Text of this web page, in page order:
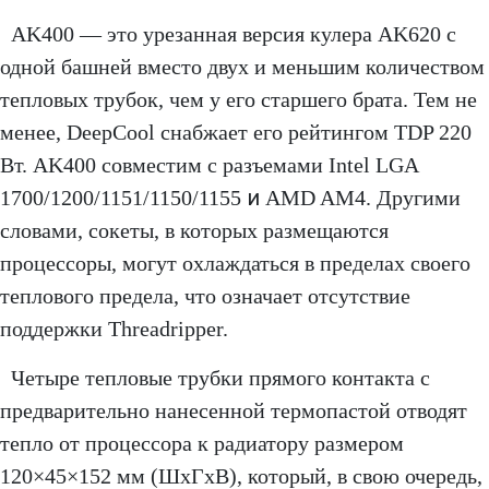
AK400 — это урезанная версия кулера AK620 с
одной башней вместо двух и меньшим количеством
тепловых трубок, чем у его старшего брата. Тем не
менее, DeepCool снабжает его рейтингом TDP 220
Вт. AK400 совместим с разъемами Intel LGA
1700/1200/1151/1150/1155 и AMD AM4. Другими
словами, сокеты, в которых размещаются
процессоры, могут охлаждаться в пределах своего
теплового предела, что означает отсутствие
поддержки Threadripper.
Четыре тепловые трубки прямого контакта с
предварительно нанесенной термопастой отводят
тепло от процессора к радиатору размером
120×45×152 мм (ШxГxВ), который, в свою очередь,